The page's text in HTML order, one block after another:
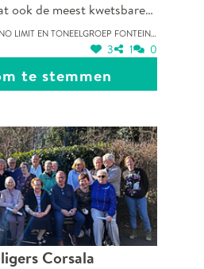
ook de meest kwetsbare
een duwtje in de rug
Els D. van Dansstudio no limit en toneelgroep fonteintje
3 1 0
te stemmen
Corsala